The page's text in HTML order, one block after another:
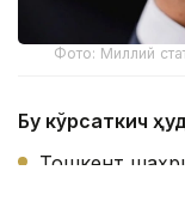
Фото: Миллий
Бу кўрсаткич
Тошкент